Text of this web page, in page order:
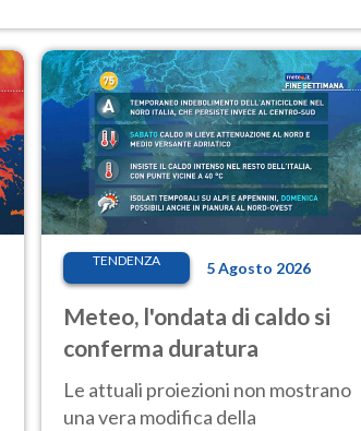
TENDENZA 5 Agosto 2026
Meteo, l'ondata di caldo si
conferma duratura
Le attuali proiezioni non mostrano
una vera modifica della